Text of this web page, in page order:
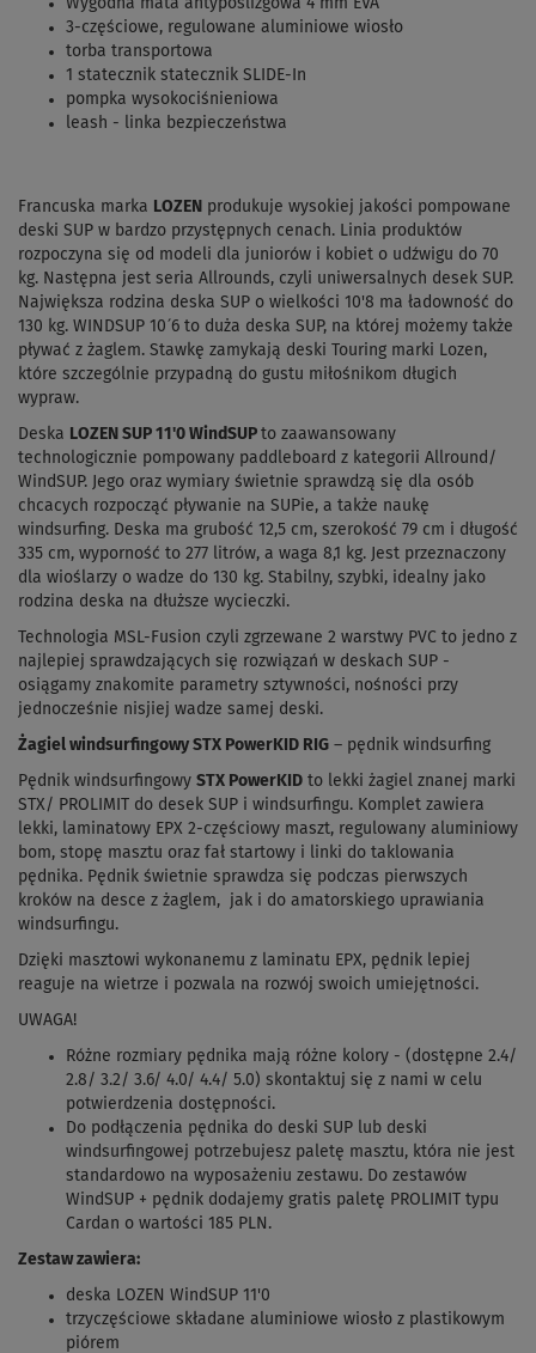
Wygodna mata antypoślizgowa 4 mm EVA
3-częściowe, regulowane aluminiowe wiosło
torba transportowa
1 statecznik statecznik SLIDE-In
pompka wysokociśnieniowa
leash - linka bezpieczeństwa
Francuska marka LOZEN produkuje wysokiej jakości pompowane
deski SUP w bardzo przystępnych cenach. Linia produktów
rozpoczyna się od modeli dla juniorów i kobiet o udźwigu do 70
kg. Następna jest seria Allrounds, czyli uniwersalnych desek SUP.
Największa rodzina deska SUP o wielkości 10'8 ma ładowność do
130 kg. WINDSUP 10´6 to duża deska SUP, na której możemy także
pływać z żaglem. Stawkę zamykają deski Touring marki Lozen,
które szczególnie przypadną do gustu miłośnikom długich
wypraw.
Deska LOZEN SUP 11'0 WindSUP to zaawansowany
technologicznie pompowany paddleboard z kategorii Allround/
WindSUP.
Jego oraz wymiary świetnie sprawdzą się dla osób
chcacych rozpocząć pływanie na SUPie, a także naukę
windsurfing. Deska ma grubość 12,5 cm, szerokość 79 cm i długość
335 cm, wyporność to 277 litrów, a waga 8,1 kg.
Jest przeznaczony
dla wioślarzy o wadze do 130 kg. Stabilny, szybki, idealny jako
rodzina deska na dłuższe wycieczki.
Technologia MSL-Fusion czyli zgrzewane 2 warstwy PVC to jedno z
najlepiej sprawdzających się rozwiązań w deskach SUP -
osiągamy znakomite parametry sztywności, nośności przy
jednocześnie nisjiej wadze samej deski.
Żagiel windsurfingowy STX PowerKID RIG – pędnik windsurfing
Pędnik windsurfingowy STX PowerKID to lekki żagiel znanej marki
STX/ PROLIMIT do desek SUP i windsurfingu. Komplet zawiera
lekki, laminatowy EPX 2-częściowy maszt, regulowany aluminiowy
bom, stopę masztu oraz fał startowy i linki do taklowania
pędnika. Pędnik świetnie sprawdza się podczas pierwszych
kroków na desce z żaglem, jak i do amatorskiego uprawiania
windsurfingu.
Dzięki masztowi wykonanemu z laminatu EPX, pędnik lepiej
reaguje na wietrze i pozwala na rozwój swoich umiejętności.
UWAGA!
Różne rozmiary pędnika mają różne kolory - (dostępne 2.4/
2.8/ 3.2/ 3.6/ 4.0/ 4.4/ 5.0) skontaktuj się z nami w celu
potwierdzenia dostępności.
Do podłączenia pędnika do deski SUP lub deski
windsurfingowej potrzebujesz paletę masztu, która nie jest
standardowo na wyposażeniu zestawu. Do zestawów
WindSUP + pędnik dodajemy gratis paletę PROLIMIT typu
Cardan o wartości 185 PLN.
Zestaw zawiera:
deska LOZEN WindSUP 11'0
trzyczęściowe składane aluminiowe wiosło z plastikowym
piórem